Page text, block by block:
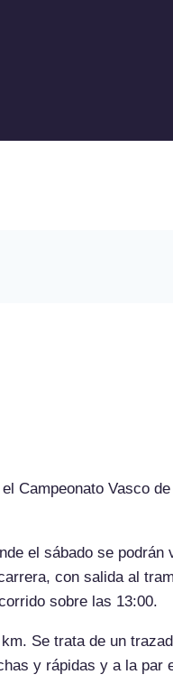
Campeonato Vasco
el sábado se
con salida al
sobre las 13:00.
Se trata de un
y rápidas y a la